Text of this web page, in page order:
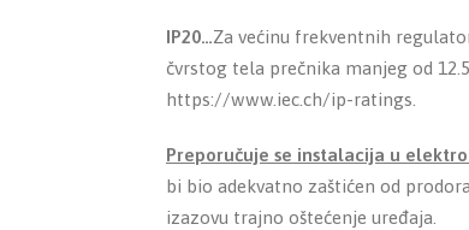
IP20…Za većinu frekventnih
čvrstog tela prečnika manjeg od
https://www.iec.ch/ip-ratings.
Preporučuje se instalacija u
bi bio adekvatno zaštićen od
izazovu trajno oštećenje uređaja.